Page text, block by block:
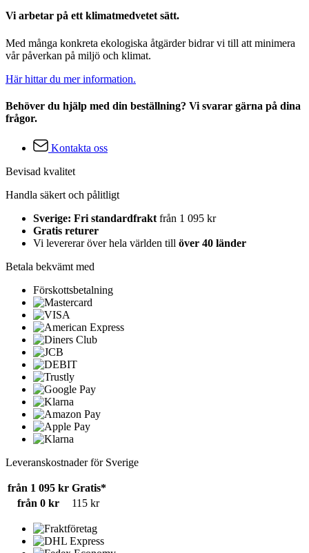
Vi arbetar på ett klimatmedvetet sätt.
Med många konkreta ekologiska åtgärder bidrar vi till att minimera
vår påverkan på miljö och klimat.
Här hittar du mer information.
Behöver du hjälp med din beställning? Vi svarar gärna på dina
frågor.
Kontakta oss
Bevisad kvalitet
Handla säkert och pålitligt
Sverige: Fri standardfrakt från 1 095 kr
Gratis returer
Vi levererar över hela världen till över 40 länder
Betala bekvämt med
Förskottsbetalning
Leveranskostnader för Sverige
från 1 095 kr Gratis*
från 0 kr
115 kr